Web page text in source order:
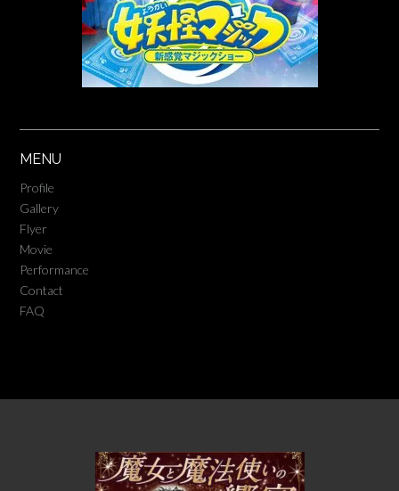
MENU
Profile
Gallery
Flyer
Movie
Performance
Contact
FAQ